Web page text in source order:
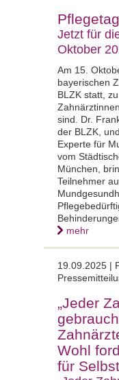
Jetzt für
Oktober
Am 15.
bayerischen
BLZK statt,
sind. Dr.
der BLZK,
Experte für
vom
München,
Teilnehmer
mehr
19.09.2025 |
„Jeder
Wohl
für